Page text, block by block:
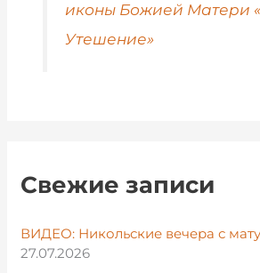
иконы Божией Матери
Утешение»
Свежие записи
ВИДЕО: Никольские вечера с
27.07.2026